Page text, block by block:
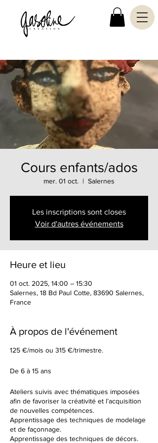
Cours enfants/ados
mer. 01 oct.
  |
Salernes
Les inscriptions sont closes
Voir d'autres événements
Heure et lieu
01 oct. 2025, 14:00 – 15:30
Salernes, 18 Bd Paul Cotte, 83690 Salernes,
France
À propos de l'événement
125 €/mois ou 315 €/trimestre.
De 6 à 15 ans
Ateliers suivis avec thématiques imposées
afin de favoriser la créativité et l’acquisition
de nouvelles compétences.
Apprentissage des techniques de modelage
et de façonnage.
Apprentissage des techniques de décors.